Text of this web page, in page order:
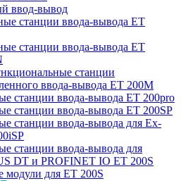
ввод-вывод
станции ввода-вывода ET
станции ввода-вывода ET
станции
ввода-вывода ET 200M
станции ввода-вывода ET 200pro
станции ввода-вывода ET 200SP
станции ввода-вывода для Ex-
станции ввода-вывода для
DT и PROFINET IO ET 200S
модули для ET 200S